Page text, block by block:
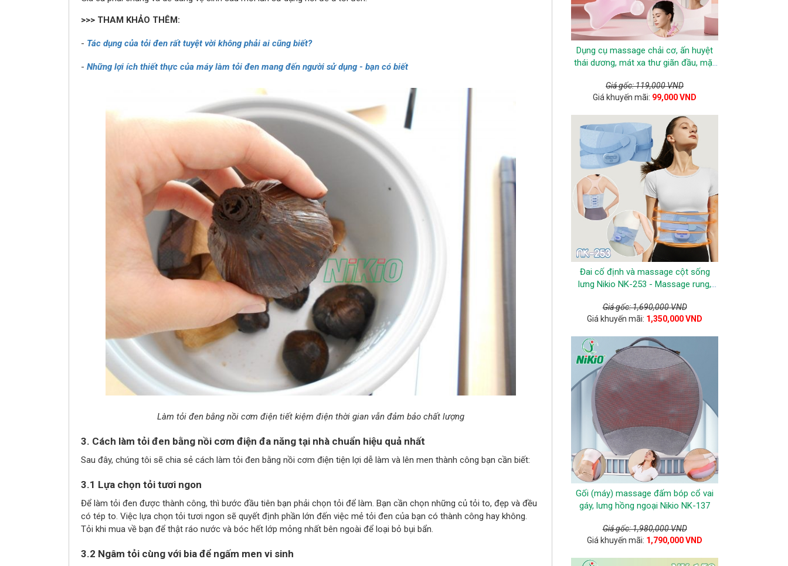
>>> THAM KHẢO THÊM:
- Tác dụng của tỏi đen rất tuyệt vời không phải ai cũng biết?
- Những lợi ích thiết thực của máy làm tỏi đen mang đến người sử dụng - bạn có biết
Làm tỏi đen bằng nồi cơm điện tiết kiệm điện thời gian vẫn đảm bảo chất lượng
3. Cách làm tỏi đen bằng nồi cơm điện đa năng tại nhà chuẩn hiệu quả nhất
Sau đây, chúng tôi sẽ chia sẻ cách làm tỏi đen bằng nồi cơm điện tiện lợi dễ làm và lên men thành công bạn cần biết:
3.1 Lựa chọn tỏi tươi ngon
Để làm tỏi đen được thành công, thì bước đầu tiên bạn phải chọn tỏi để làm. Bạn cần chọn những củ tỏi to, đẹp và đều
có tép to. Việc lựa chọn tỏi tươi ngon sẽ quyết định phần lớn đến việc mẻ tỏi đen của bạn có thành công hay không.
Tỏi khi mua về bạn để thật ráo nước và bóc hết lớp mỏng nhất bên ngoài để loại bỏ bụi bẩn.
3.2 Ngâm tỏi cùng với bia để ngấm men vi sinh
Dụng cụ massage chải cơ, ấn huyệt
thái dương, mát xa thư giãn đầu, mặt
Giá gốc: 119,000 VND
Giá khuyến mãi: 99,000 VND
Đai cố định và massage cột sống
lưng Nikio NK-253 - Massage rung,
Giá gốc: 1,690,000 VND
Giá khuyến mãi: 1,350,000 VND
Gối (máy) massage đấm bóp cổ vai
gáy, lưng hồng ngoại Nikio NK-137
Giá gốc: 1,980,000 VND
Giá khuyến mãi: 1,790,000 VND